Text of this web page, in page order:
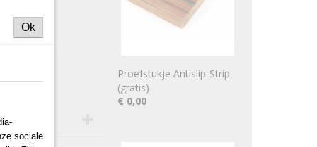
Proefstukje Antislip-Strip
(gratis)
€ 0,00
Ok
sociale